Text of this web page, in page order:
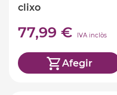
clixo
77,99 € IVA inclòs
Afegir